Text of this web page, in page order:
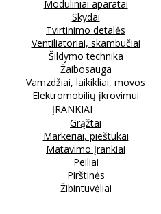
Moduliniai aparatai
Skydai
Tvirtinimo detalės
Ventiliatoriai, skambučiai
Šildymo technika
Žaibosauga
Vamzdžiai, laikikliai, movos
Elektromobilių įkrovimui
ĮRANKIAI
Grąžtai
Markeriai, pieštukai
Matavimo Įrankiai
Peiliai
Pirštinės
Žibintuvėliai